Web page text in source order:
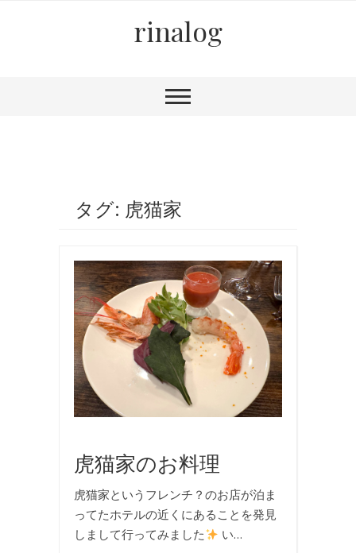
rinalog
タグ: 虎猫家
虎猫家のお料理
虎猫家というフレンチ？のお店が泊ま
ってたホテルの近くにあることを発見
しまして行ってみました
い…